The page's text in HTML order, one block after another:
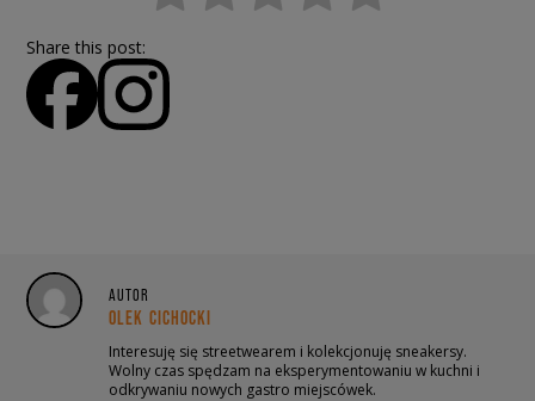
Share this post:
AUTOR
OLEK CICHOCKI
Interesuję się streetwearem i kolekcjonuję sneakersy.
Wolny czas spędzam na eksperymentowaniu w kuchni i
odkrywaniu nowych gastro miejscówek.